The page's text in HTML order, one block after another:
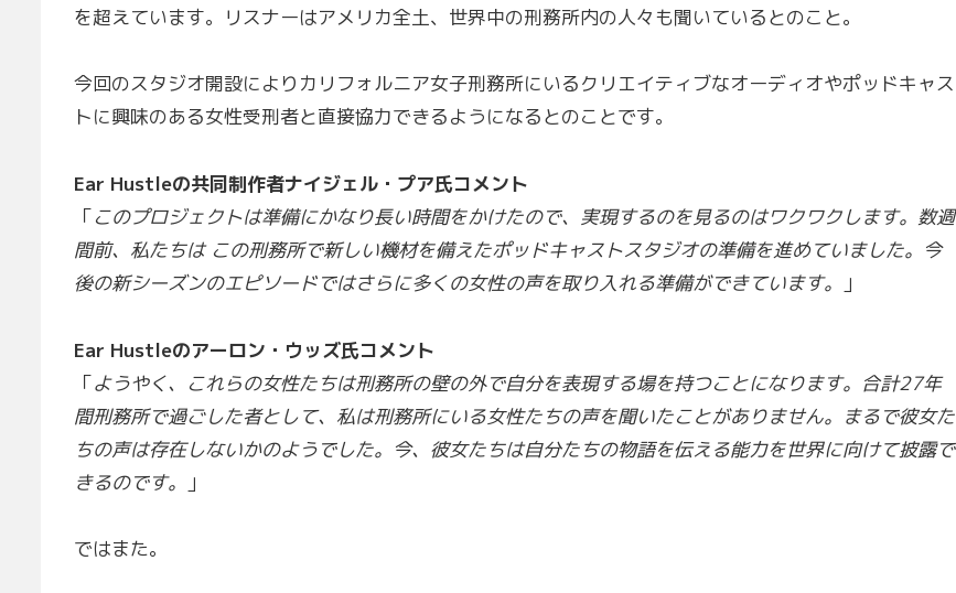
を超えています。リスナーはアメリカ全土、世界中の刑務所内の人々も聞いているとのこと。
今回のスタジオ開設によりカリフォルニア女子刑務所にいるクリエイティブなオーディオやポッドキャス
トに興味のある女性受刑者と直接協力できるようになるとのことです。
Ear Hustleの共同制作者ナイジェル・プア氏コメント
「このプロジェクトは準備にかなり長い時間をかけたので、実現するのを見るのはワクワクします。数週
間前、私たちは この刑務所で新しい機材を備えたポッドキャストスタジオの準備を進めていました。今
後の新シーズンのエピソードではさらに多くの女性の声を取り入れる準備ができています。
」
Ear Hustleのアーロン・ウッズ氏コメント
「ようやく、これらの女性たちは刑務所の壁の外で自分を表現する場を持つことになります。合計27年
間刑務所で過ごした者として、私は刑務所にいる女性たちの声を聞いたことがありません。まるで彼女た
ちの声は存在しないかのようでした。今、彼女たちは自分たちの物語を伝える能力を世界に向けて披露で
きるのです。
」
ではまた。